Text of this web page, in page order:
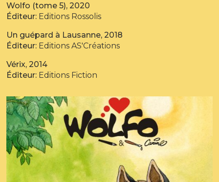
Wolfo (tome 5), 2020
Éditeur: Editions Rossolis
Un guépard à Lausanne, 2018
Éditeur: Editions AS'Créations
Vérix, 2014
Éditeur: Editions Fiction